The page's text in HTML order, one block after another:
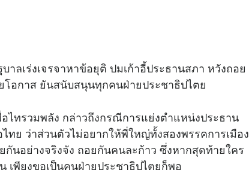
ลเร่งเจรจาหาข้อยุติ ปมเก้าอี้ประธานสภา หวังถอย
โอกาส ยันสนับสนุนทุกคนฝ่ายประชาธิปไตย
ไทรวมพลัง กล่าวถึงกรณีการแย่งตำแหน่งประธาน
ทย ว่าส่วนตัวไม่อยากให้พี่ใหญ่ทั้งสองพรรคการเมือง
กันอย่างจริงจัง ถอยกันคนละก้าว ซึ่งหากสุดท้ายใคร
เพียงขอเป็นคนฝ่ายประชาธิปไตยก็พอ